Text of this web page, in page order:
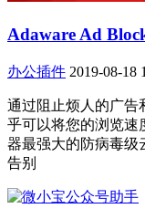
Adaware Ad
办公插件 2019-08-18
通过阻止烦人的广告
乎可以将您的浏览速
器最强大的防病毒级
告别